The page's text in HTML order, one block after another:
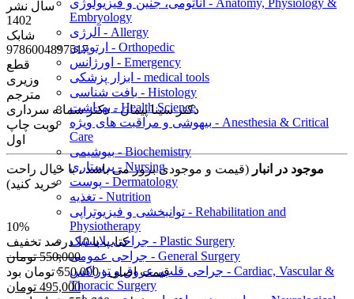
Embryology
آلرژی - Allergy
ارتوپدی - Orthopedic
اورژانس - Emergency
ابزار پزشکی - medical tools
بافت شناسی - Histology
بهداشت - Health Science
بیهوشی و مراقبت های ویژه - Anesthesia & Critical
Care
بیوشیمی - Biochemistry
پرستاری - Nursing
پوست - Dermatology
تغذیه - Nutrition
توانبخشی و فیزیوتراپی - Rehabilitation and
Physiotherapy
جراحی پلاستیک - Plastic Surgery
جراحی عمومی - General Surgery
جراحی قلب، عروق و توراکس - Cardiac, Vascular &
Thoracic Surgery
سال نشر
1402
شابک
9786004897517
قطع
وزیری
مترجم
دکتر سینا پیمان - دکتر سمانه سرداری
نوبت چاپ
اول
موجود در انبار (قیمت و موجودی بروز می باشد ، با خیال راحت
خرید کنید)
10%
کتاب با 10 درصد تخفیف
550,000 تومان
قیمت اصلی : 550,000 تومان بود
495,000 تومان